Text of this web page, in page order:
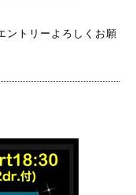
ントリーよろしくお願